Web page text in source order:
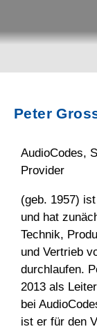
Peter
AudioCodes,
Provider
(geb. 1957)
und hat
Technik,
und Vertrieb
durchlaufen.
2013 als
bei
ist er für den